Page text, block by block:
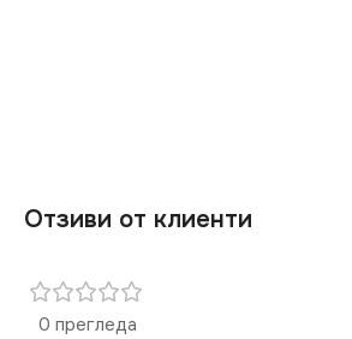
Отзиви от клиенти
0 прегледа